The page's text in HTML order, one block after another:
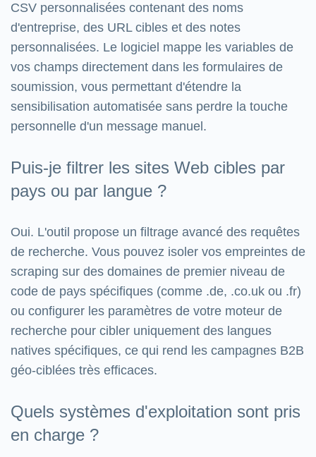
CSV personnalisées contenant des noms
d'entreprise, des URL cibles et des notes
personnalisées. Le logiciel mappe les variables de
vos champs directement dans les formulaires de
soumission, vous permettant d'étendre la
sensibilisation automatisée sans perdre la touche
personnelle d'un message manuel.
Puis-je filtrer les sites Web cibles par
pays ou par langue ?
Oui. L'outil propose un filtrage avancé des requêtes
de recherche. Vous pouvez isoler vos empreintes de
scraping sur des domaines de premier niveau de
code de pays spécifiques (comme .de, .co.uk ou .fr)
ou configurer les paramètres de votre moteur de
recherche pour cibler uniquement des langues
natives spécifiques, ce qui rend les campagnes B2B
géo-ciblées très efficaces.
Quels systèmes d'exploitation sont pris
en charge ?